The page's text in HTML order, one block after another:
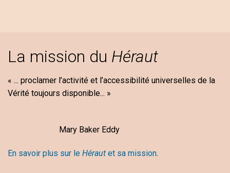
La mission du Héraut
« ... proclamer l’activité et l’accessibilité universelles de la
Vérité toujours disponible... »
Mary Baker Eddy
En savoir plus sur le Héraut et sa mission.